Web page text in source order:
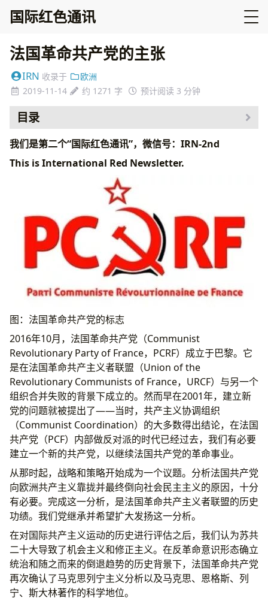
国际红色通讯
法国革命共产党的主张
IRN 收录于
欧洲
2019-11-14
约 1271 字 预计阅读 3 分钟
目录
我们是第二个“国际红色通讯”，微信号：IRN-2nd
This is International Red Newsletter.
图：法国革命共产党的标志
2016年10月，法国革命共产党（Communist
Revolutionary Party of France，PCRF）成立于巴黎。它
是在法国革命共产主义者联盟（Union of the
Revolutionary Communists of France，URCF）与另一个
组织合并失败的背景下成立的。然而早在2001年，建立新
党的问题就被提出了——当时，共产主义协调组织
（Communist Coordination）的大多数得出结论，在法国
共产党（PCF）内部做反对派的时代已经过去，我们有必要
建立一个新的共产党，以继续法国共产党的革命事业。
从那时起，战略和策略开始成为一个议题。分析法国共产党
向欧洲共产主义靠拢并最终倒向社会民主主义的原因，十分
有必要。完成这一分析，是法国革命共产主义者联盟的历史
功绩。我们党继承并希望扩大发扬这一分析。
在对国际共产主义运动的历史进行评估之后，我们认为苏共
二十大导致了机会主义和修正主义。在反革命意识形态确立
统治和随之而来的倒退趋势的历史背景下，法国革命共产党
再次确认了马克思列宁主义分析以及马克思、恩格斯、列
宁、斯大林著作的科学地位。